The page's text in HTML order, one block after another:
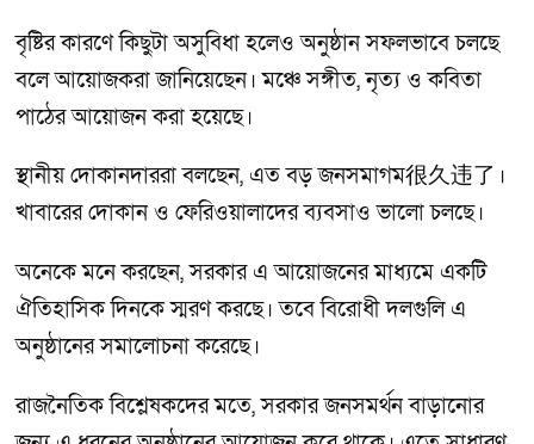
বৃষ্টির কারণে কিছুটা অসুবিধা হলেও অনুষ্ঠান সফলভাবে চলছে
বলে আয়োজকরা জানিয়েছেন। মঞ্চে সঙ্গীত, নৃত্য ও কবিতা
পাঠের আয়োজন করা হয়েছে।
স্থানীয় দোকানদাররা বলছেন, এত বড় জনসমাগম很久违了।
খাবারের দোকান ও ফেরিওয়ালাদের ব্যবসাও ভালো চলছে।
অনেকে মনে করছেন, সরকার এ আয়োজনের মাধ্যমে একটি
ঐতিহাসিক দিনকে স্মরণ করছে। তবে বিরোধী দলগুলি এ
অনুষ্ঠানের সমালোচনা করেছে।
রাজনৈতিক বিশ্লেষকদের মতে, সরকার জনসমর্থন বাড়ানোর